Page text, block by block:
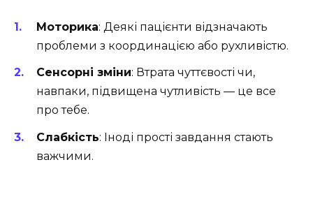
Моторика: Деякі пацієнти відзначають
проблеми з координацією або рухливістю.
Сенсорні зміни: Втрата чуттєвості чи,
навпаки, підвищена чутливість — це все
про тебе.
Слабкість: Іноді прості завдання стають
важчими.